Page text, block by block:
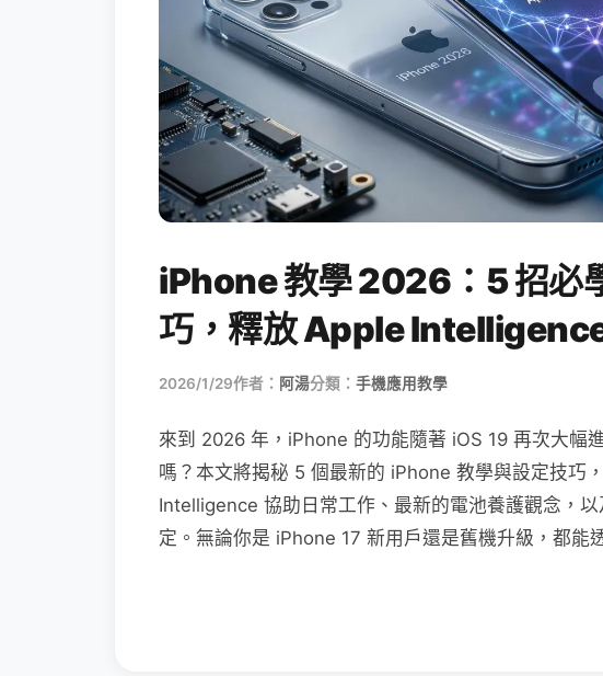
iPhone 教學 2026：5 招必
巧，釋放 Apple
2026/1/29作者： 阿湯分類： 手機應用教學
來到 2026 年，iPhone 的功能隨著 iOS 19 再次大幅
嗎？本文將揭秘 5 個最新的 iPhone 教學與設定技巧
Intelligence 協助日常工作、最新的電池養護觀念，
定。無論你是 iPhone 17 新用戶還是舊機升級，都能